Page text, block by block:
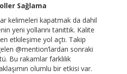
Sağlama
kelimeleri kapatmak da dahil
yeni yollarını tanıttık. Kalite
etkileşime yol açtı. Takip
@mention’lardan sonraki
Bu rakamlar farklılık
olumlu bir etkisi var.